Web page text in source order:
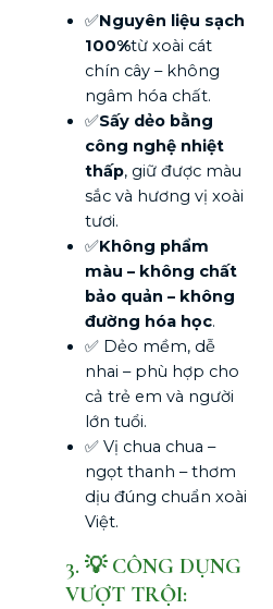
✅Nguyên liệu sạch
100%từ xoài cát
chín cây – không
ngâm hóa chất.
✅Sấy dẻo bằng
công nghệ nhiệt
thấp, giữ được màu
sắc và hương vị xoài
tươi.
✅Không phẩm
màu – không chất
bảo quản – không
đường hóa học.
✅ Dẻo mềm, dễ
nhai – phù hợp cho
cả trẻ em và người
lớn tuổi.
✅ Vị chua chua –
ngọt thanh – thơm
dịu đúng chuẩn xoài
Việt.
3. 💡 CÔNG DỤNG
VƯỢT TRỘI: